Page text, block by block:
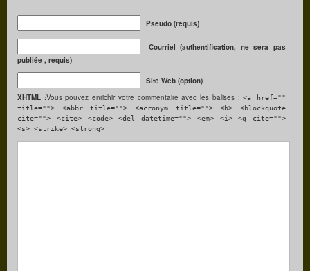
Pseudo (requis)
Courriel (authentification, ne sera pas
publiée , requis)
Site Web (option)
XHTML :Vous pouvez enrichir votre commentaire avec les balises :<a href=""
title=""> <abbr title=""> <acronym title=""> <b> <blockquote
cite=""> <cite> <code> <del datetime=""> <em> <i> <q cite="">
<s> <strike> <strong>